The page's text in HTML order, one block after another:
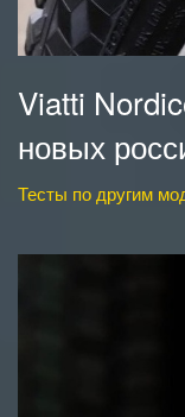
Viatti
новых
Тесты по другим